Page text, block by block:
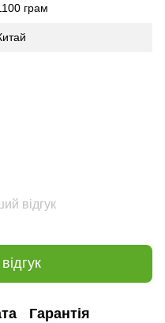
грам
відгук
Гарантія